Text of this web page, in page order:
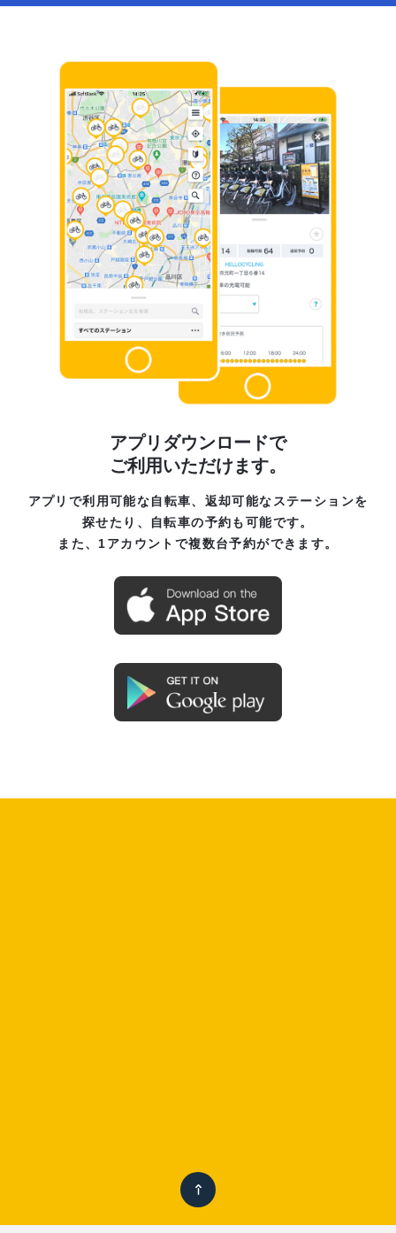
アプリダウンロードで
ご利用いただけます。
アプリで利用可能な自転車、返却可能なステーションを
探せたり、自転車の予約も可能です。
また、1アカウントで複数台予約ができます。